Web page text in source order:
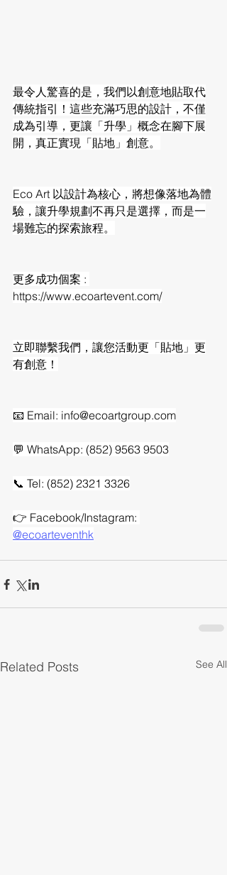
最令人驚喜的是，我們以創意地貼取代
傳統指引！這些充滿巧思的設計，不僅
成為引導，更讓「升學」概念在腳下展
開，真正實現「貼地」創意。
Eco Art 以設計為核心，將想像落地為體
驗，讓升學規劃不再只是選擇，而是一
場難忘的探索旅程。
更多成功個案 :
https://www.ecoartevent.com/
立即聯繫我們，讓您活動更「貼地」更
有創意！
📧 Email: info@ecoartgroup.com
💬 WhatsApp: (852) 9563 9503
📞 Tel: (852) 2321 3326
👉 Facebook/Instagram:
@ecoarteventhk
Related Posts See All